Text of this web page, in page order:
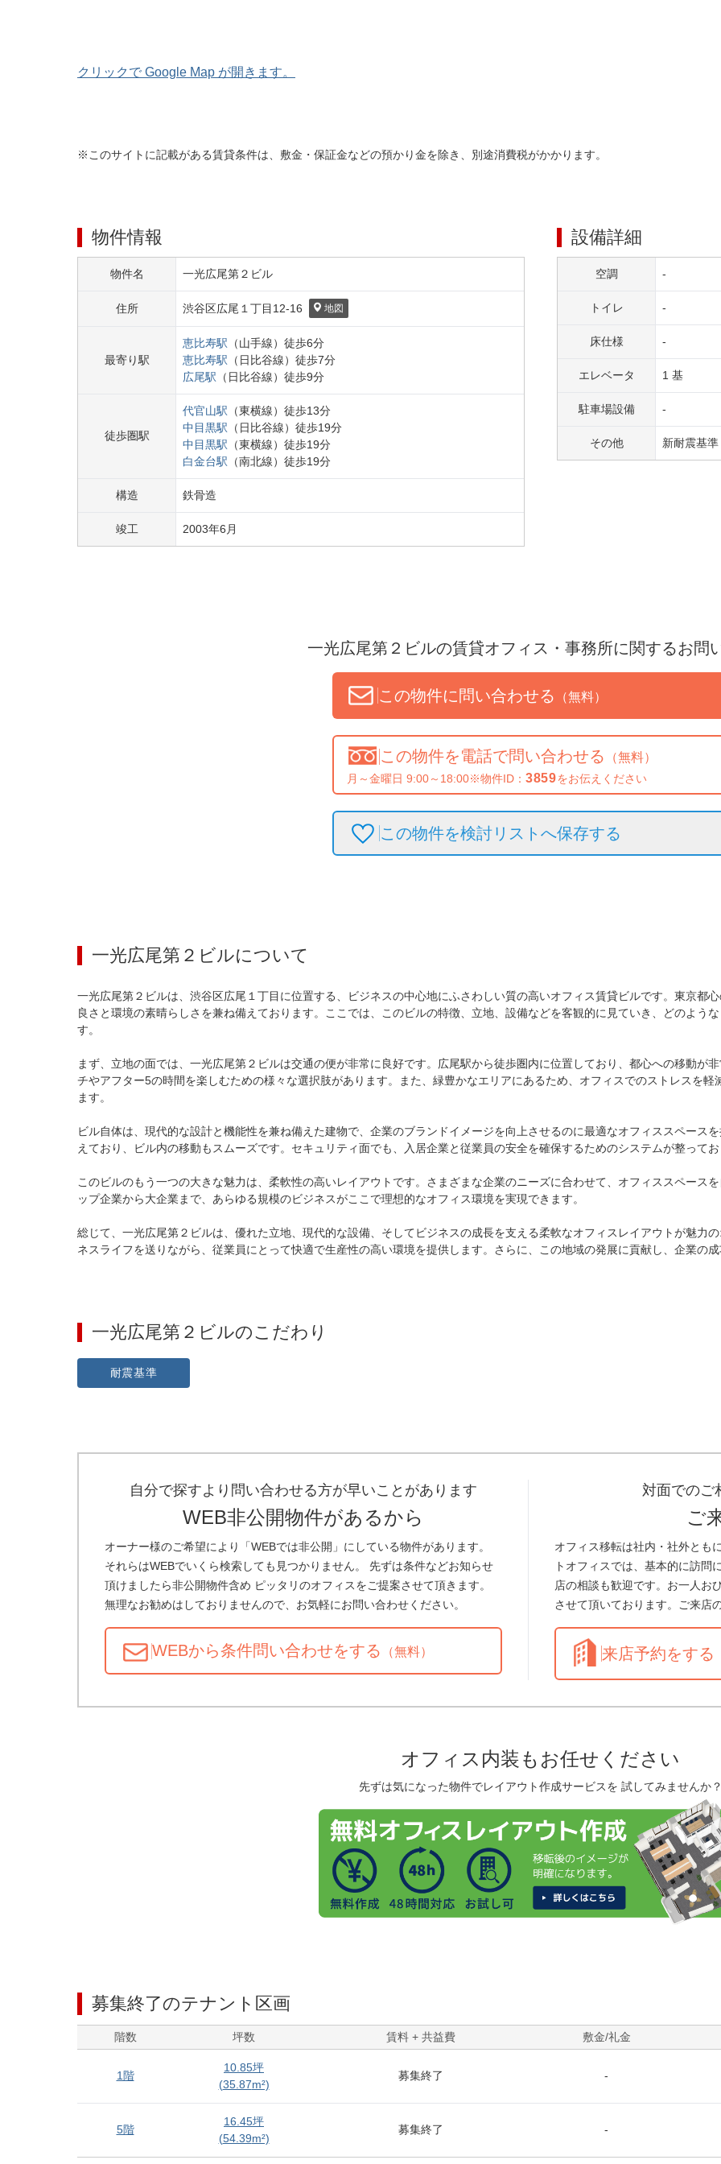
クリックで Google Map が開きます。
※このサイトに記載がある賃貸条件は、敷金・保証金などの預かり金を除き、別途消費税がかかります。
物件情報
物件名 一光広尾第２ビル
住所 渋谷区広尾１丁目 12-16 地図
最寄り駅
恵比寿駅 （山手線） 徒歩6分
恵比寿駅 （ 日比谷線） 徒歩7分
広尾駅 （ 日比谷線） 徒歩9分
徒歩圏駅
代官山駅 （東横線） 徒歩13分
中目黒駅 （ 日比谷線） 徒歩19分
中目黒駅 （東横線） 徒歩19分
白金台駅 （南北線） 徒歩19分
構造 鉄骨造
竣工 2003年6 月
設備詳細
空調 -
トイレ -
床仕様 -
エレベータ 1 基
駐車場設備 -
その他 新耐震基準
一光広尾第２ビルの賃貸オフィス・事務所に関するお問
この物件に問い合わせる （無料）
この物件を電話で問い合わせる （無料）
月～金曜日 9:00～18:00※物件ID： 3859をお伝えください
この物件を検討リストへ保存する
一光広尾第２ビルについて
一光広尾第２ビルは、渋谷区広尾１丁目に位置する、ビジネスの中心地にふさわしい質の高いオフィス賃貸ビルです。東京都
良さと環境の素晴らしさを兼ね備えております。ここでは、このビルの特徴、立地、設備などを客観的に見ていき、どのよう
す。
まず、立地の面では、一光広尾第２ビルは交通の便が非常に良好です。広尾駅から徒歩圏内に位置しており、都心への移動が
チやアフター5の時間を楽しむための様々な選択肢があります。また、緑豊かなエリアにあるため、オフィスでのストレスを
ます。
ビル自体は、現代的な設計と機能性を兼ね備えた建物で、企業のブランドイメージを向上させるのに最適なオフィススペース
えており、ビル内の移動もスムーズです。セキュリティ面でも、入居企業と従業員の安全を確保するためのシステムが整って
このビルのもう一つの大きな魅力は、柔軟性の高いレイアウトです。さまざまな企業のニーズに合わせて、オフィススペース
ップ企業から大企業まで、あらゆる規模のビジネスがここで理想的なオフィス環境を実現できます。
総じて、一光広尾第２ビルは、優れた立地、現代的な設備、そしてビジネスの成長を支える柔軟なオフィスレイアウトが魅力
ネスライフを送りながら、従業員にとって快適で生産性の高い環境を提供します。さらに、この地域の発展に貢献し、企業の
一光広尾第２ビルのこだわり
耐震基準
自分で探すより問い合わせる方が早いことがあります
WEB非公開物件があるから
オーナー様のご希望により「WEBでは非公開」にしている物件があります。
それらはWEBでいくら検索しても見つかりません。 先ずは条件などお知らせ
頂けましたら非公開物件含め ピッタリのオフィスをご提案させて頂きます。
無理なお勧めはしておりませんので、お気軽にお問い合わせください。
WEBから条件問い合わせをする （無料）
対面でのご
ご
オフィス移転は社内・社外とも
トオフィスでは、基本的に訪問
店の相談も歓迎です。お一人お
させて頂いております。ご来店
来店予約をする
オフィス内装もお任せください
先ずは気になった物件でレイアウト作成サービスを 試してみませんか
募集終了のテナント区画
階数 坪数 賃料 + 共益費 敷金/礼金
1階
10.85坪
(35.87m²)
募集終了 -
5階
16.45坪
(54.39m²)
募集終了 -